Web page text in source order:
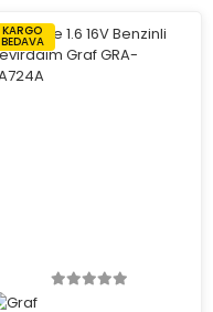
KARGO
BEDAVA